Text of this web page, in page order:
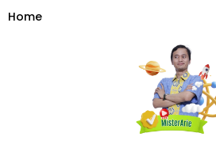
Home